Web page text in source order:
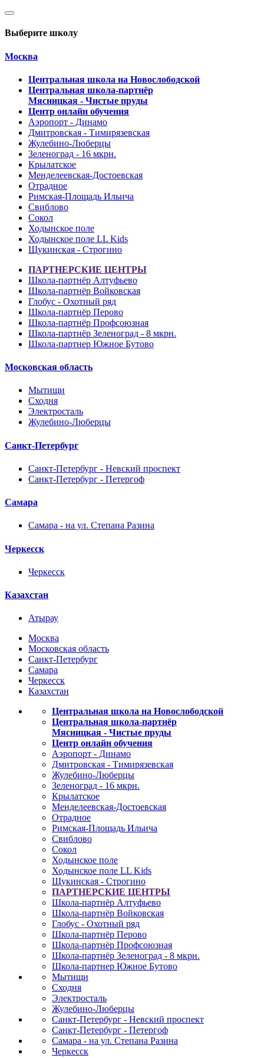
Выберите школу
Москва
Центральная школа на Новослободской
Центральная школа-партнёр
Мясницкая - Чистые пруды
Центр онлайн обучения
Аэропорт - Динамо
Дмитровская - Тимирязевская
Жулебино-Люберцы
Зеленоград - 16 мкрн.
Крылатское
Менделеевская-Достоевская
Отрадное
Римская-Площадь Ильича
Свиблово
Сокол
Ходынское поле
Ходынское поле LL Kids
Щукинская - Строгино
ПАРТНЕРСКИЕ ЦЕНТРЫ
Школа-партнёр Алтуфьево
Школа-партнёр Войковская
Глобус - Охотный ряд
Школа-партнёр Перово
Школа-партнёр Профсоюзная
Школа-партнёр Зеленоград - 8 мкрн.
Школа-партнер Южное Бутово
Московская область
Мытищи
Сходня
Электросталь
Жулебино-Люберцы
Санкт-Петербург
Санкт-Петербург - Невский проспект
Санкт-Петербург - Петергоф
Самара
Самара - на ул. Степана Разина
Черкесск
Черкесск
Казахстан
Атырау
Москва
Московская область
Санкт-Петербург
Самара
Черкесск
Казахстан
Центральная школа на Новослободской
Центральная школа-партнёр
Мясницкая - Чистые пруды
Центр онлайн обучения
Аэропорт - Динамо
Дмитровская - Тимирязевская
Жулебино-Люберцы
Зеленоград - 16 мкрн.
Крылатское
Менделеевская-Достоевская
Отрадное
Римская-Площадь Ильича
Свиблово
Сокол
Ходынское поле
Ходынское поле LL Kids
Щукинская - Строгино
ПАРТНЕРСКИЕ ЦЕНТРЫ
Школа-партнёр Алтуфьево
Школа-партнёр Войковская
Глобус - Охотный ряд
Школа-партнёр Перово
Школа-партнёр Профсоюзная
Школа-партнёр Зеленоград - 8 мкрн.
Школа-партнер Южное Бутово
Мытищи
Сходня
Электросталь
Жулебино-Люберцы
Санкт-Петербург - Невский проспект
Санкт-Петербург - Петергоф
Самара - на ул. Степана Разина
Черкесск